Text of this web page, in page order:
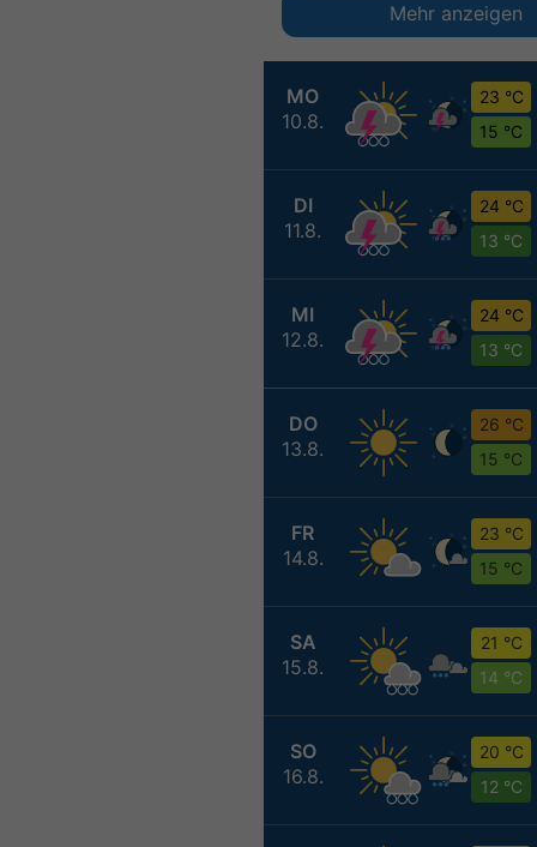
MO
10.8.
23 °C
15 °C
DI
11.8.
24 °C
13 °C
MI
12.8.
24 °C
13 °C
DO
13.8.
26 °C
15 °C
FR
14.8.
23 °C
15 °C
SA
15.8.
21 °C
14 °C
SO
16.8.
20 °C
12 °C
Mehr anzeigen